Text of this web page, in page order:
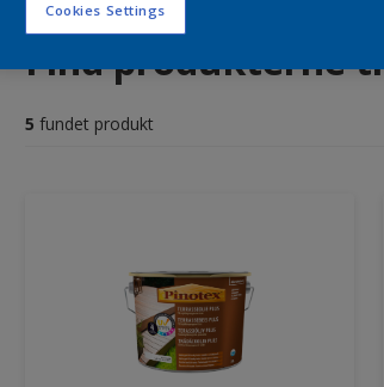
Find produkterne
5 fundet produkt
Cookies Settings